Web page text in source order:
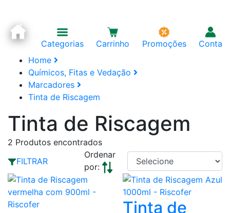
Categorias Carrinho Promoções
Conta
Home
Químicos, Fitas e Vedação
Marcadores
Tinta de Riscagem
Tinta de Riscagem
2 Produtos encontrados
FILTRAR
Ordenar
por:
Tinta de